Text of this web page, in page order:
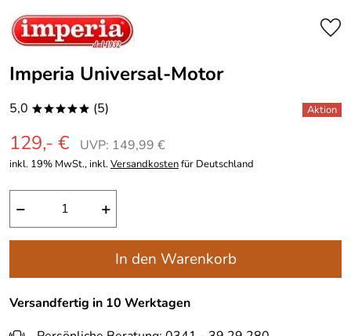
Imperia Universal-Motor
5,0 ***** (5)
129,- € UVP: 149,99 €
inkl. 19% MwSt., inkl.Versandkostenfür Deutschland
− +
In den Warenkorb
Versandfertig in 10 Werktagen